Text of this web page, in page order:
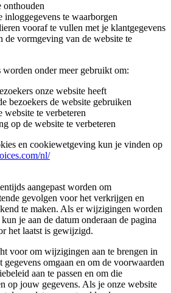
onthouden
inloggegevens te waarborgen
vooraf te vullen met je klantgegevens
de vormgeving van de website te
worden onder meer gebruikt om:
onze website heeft
bezoekers de website gebruiken
website te verbeteren
op de website te verbeteren
en cookiewetgeving kun je vinden op
nl/
aangepast worden om
gevolgen voor het verkrijgen en
te maken. Als er wijzigingen worden
je aan de datum onderaan de pagina
het laatst is gewijzigd.
voor om wijzigingen aan te brengen in
omgaan en om de voorwaarden
aan te passen en om die
op jouw gegevens. Als je onze website